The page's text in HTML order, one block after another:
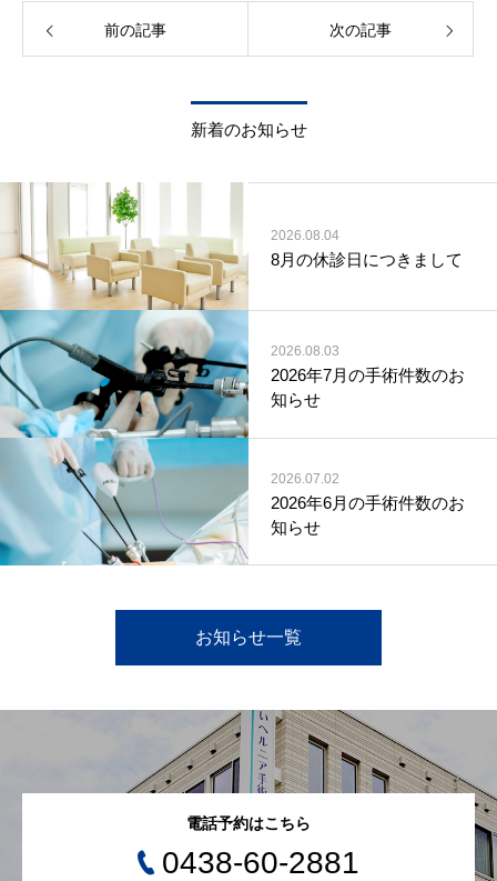
前の記事 次の記事
新着のお知らせ
2026.08.04
8月の休診日につきまして
2026.08.03
2026年7月の手術件数のお
知らせ
2026.07.02
2026年6月の手術件数のお
知らせ
お知らせ一覧
電話予約はこちら
0438-60-2881